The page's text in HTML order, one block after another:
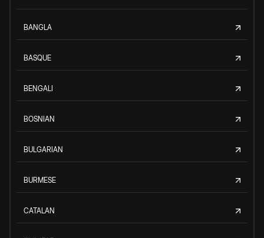
BANGLA
BASQUE
BENGALI
BOSNIAN
BULGARIAN
BURMESE
CATALAN